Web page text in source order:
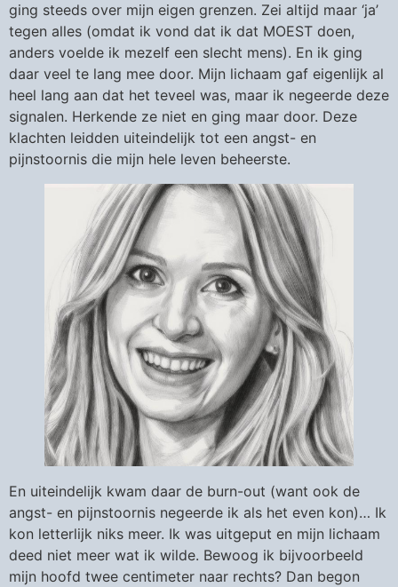
ging steeds over mijn eigen grenzen. Zei altijd maar ‘ja’
tegen alles (omdat ik vond dat ik dat MOEST doen,
anders voelde ik mezelf een slecht mens). En ik ging
daar veel te lang mee door. Mijn lichaam gaf eigenlijk al
heel lang aan dat het teveel was, maar ik negeerde deze
signalen. Herkende ze niet en ging maar door. Deze
klachten leidden uiteindelijk tot een angst- en
pijnstoornis die mijn hele leven beheerste.
En uiteindelijk kwam daar de burn-out (want ook de
angst- en pijnstoornis negeerde ik als het even kon)… Ik
kon letterlijk niks meer. Ik was uitgeput en mijn lichaam
deed niet meer wat ik wilde. Bewoog ik bijvoorbeeld
mijn hoofd twee centimeter naar rechts? Dan begon